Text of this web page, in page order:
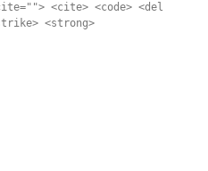
<cite> <code> <del
<strong>